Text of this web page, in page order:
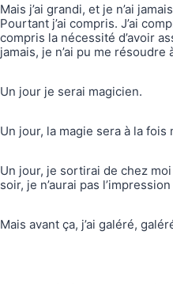
Mais j’ai grandi, et je n’ai
Pourtant j’ai compris. J’ai
compris la nécessité d’avoir
jamais, je n’ai pu me
Un jour je serai magicien.
Un jour, la magie sera à la
Un jour, je sortirai de chez
soir, je n’aurai pas
Mais avant ça, j’ai galéré,